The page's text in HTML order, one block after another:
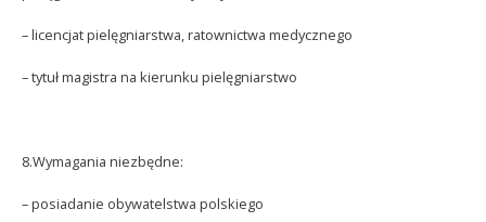
– licencjat pielęgniarstwa, ratownictwa medycznego
– tytuł magistra na kierunku pielęgniarstwo
8.Wymagania niezbędne:
– posiadanie obywatelstwa polskiego